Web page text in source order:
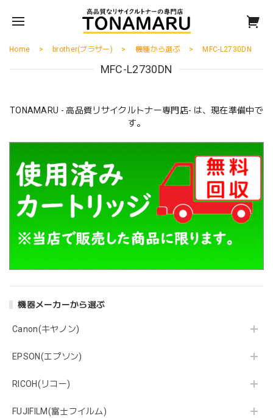
機器メーカーから選ぶ
Canon(キヤノン)
EPSON(エプソン)
RICOH(リコー)
FUJIFILM(富士フイルム)
Home brother(ブラザー) 機種から選ぶ MFC-L2730DN
MFC-L2730DN
TONAMARU - 高品質リサイクルトナー専門店- は、現在準備中で
す。